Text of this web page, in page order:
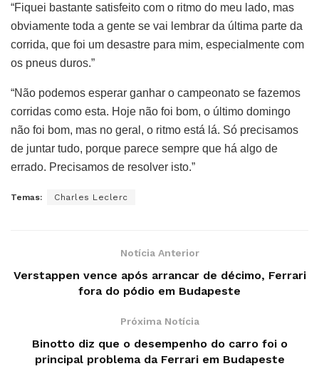
“Fiquei bastante satisfeito com o ritmo do meu lado, mas
obviamente toda a gente se vai lembrar da última parte da
corrida, que foi um desastre para mim, especialmente com
os pneus duros.”
“Não podemos esperar ganhar o campeonato se fazemos
corridas como esta. Hoje não foi bom, o último domingo
não foi bom, mas no geral, o ritmo está lá. Só precisamos
de juntar tudo, porque parece sempre que há algo de
errado. Precisamos de resolver isto.”
Temas: Charles Leclerc
Notícia Anterior
Verstappen vence após arrancar de décimo, Ferrari
fora do pódio em Budapeste
Próxima Notícia
Binotto diz que o desempenho do carro foi o
principal problema da Ferrari em Budapeste